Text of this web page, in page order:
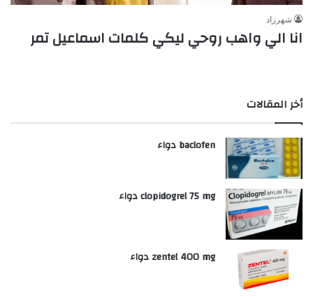
شهرزاد
انا الي واهب روحي ليكي كلمات اسماعيل تمر
أخر المقالات
baclofen دواء
clopidogrel 75 mg دواء
zentel 400 mg دواء